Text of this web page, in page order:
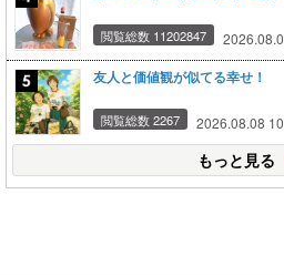
閲覧総数 11202847
友人と価値観が似てる幸せ！
閲覧総数 2267 2026.08.08
もっと見る